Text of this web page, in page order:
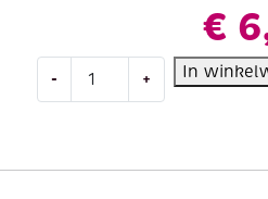
€
-
Amsterdam
+ In